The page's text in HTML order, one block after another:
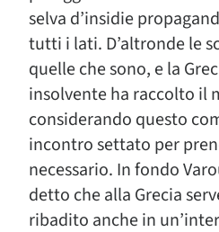
selva d’insidie
tutti i lati. D’altronde le
quelle che sono, e la
insolvente ha raccolto il
considerando questo
incontro settato per
necessario. In fondo
detto che alla Grecia
ribadito anche in